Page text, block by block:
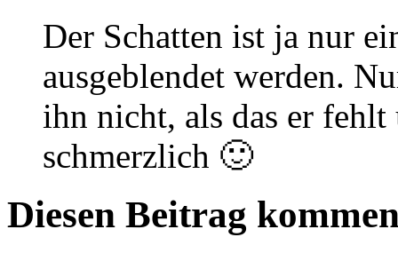
Der Schatten ist ja nur
ausgeblendet werden.
ihn nicht, als das er
schmerzlich 🙂
Diesen Beitrag